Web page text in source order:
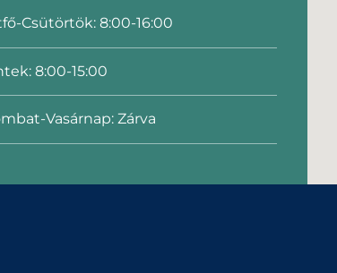
Csütörtök: 8:00-16:00
8:00-15:00
Vasárnap: Zárva